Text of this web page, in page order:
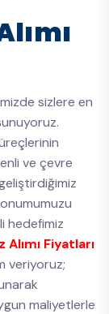
sizlere en
ve çevre
hedefimiz
Alımı Fiyatları
veriyoruz;
maliyetlerle